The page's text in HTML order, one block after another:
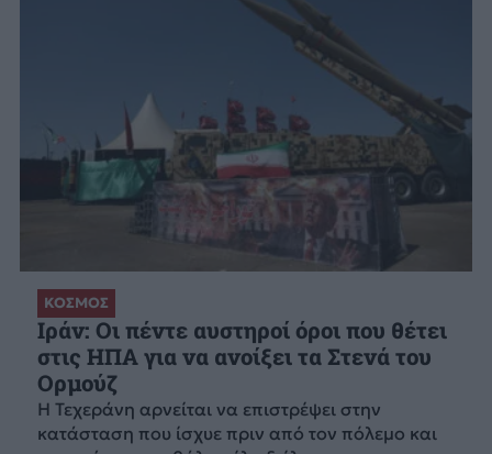
ΚΟΣΜΟΣ
Ιράν: Οι πέντε αυστηροί όροι που θέτει
στις ΗΠΑ για να ανοίξει τα Στενά του
Ορμούζ
Η Τεχεράνη αρνείται να επιστρέψει στην
κατάσταση που ίσχυε πριν από τον πόλεμο και